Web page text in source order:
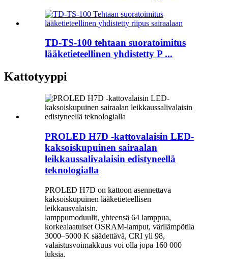
TD-TS-100 tehtaan suoratoimitus
lääketieteellinen yhdistetty P ...
Kattotyyppi
PROLED H7D -kattovalaisin LED-
kaksoiskupuinen sairaalan
leikkaussalivalaisin edistyneellä
teknologialla
PROLED H7D on kattoon asennettava
kaksoiskupuinen lääketieteellisen
leikkausvalaisin.
lamppumoduulit, yhteensä 64 lamppua,
korkealaatuiset OSRAM-lamput, värilämpötila
3000–5000 K säädettävä, CRI yli 98,
valaistusvoimakkuus voi olla jopa 160 000
luksia.